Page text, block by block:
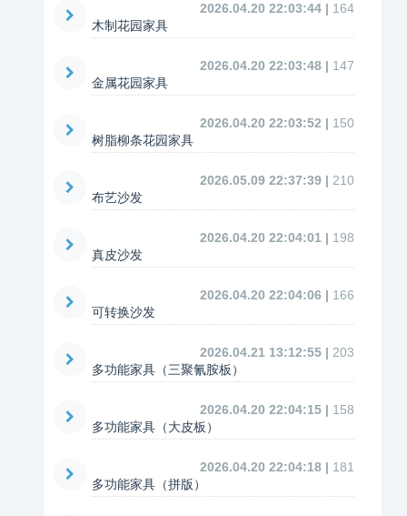
2026.04.20 22:03:44 | 164
木制花园家具
2026.04.20 22:03:48 | 147
金属花园家具
2026.04.20 22:03:52 | 150
树脂柳条花园家具
2026.05.09 22:37:39 | 210
布艺沙发
2026.04.20 22:04:01 | 198
真皮沙发
2026.04.20 22:04:06 | 166
可转换沙发
2026.04.21 13:12:55 | 203
多功能家具（三聚氰胺板）
2026.04.20 22:04:15 | 158
多功能家具（大皮板）
2026.04.20 22:04:18 | 181
多功能家具（拼版）